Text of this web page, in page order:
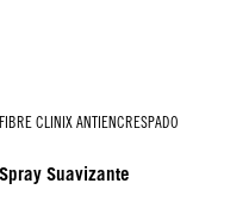
FIBRE CLINIX ANTIENCRESPADO
Spray Suavizante